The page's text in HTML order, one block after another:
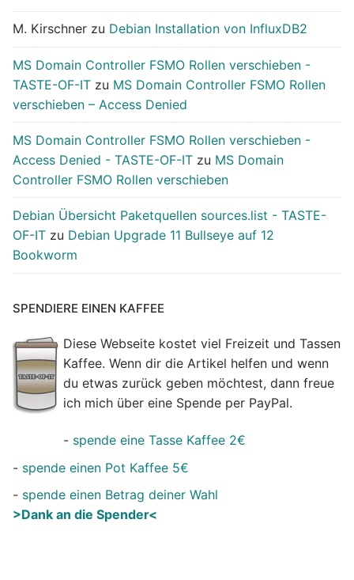
M. Kirschner zu Debian Installation von InfluxDB2
MS Domain Controller FSMO Rollen verschieben -
TASTE-OF-IT zu MS Domain Controller FSMO Rollen
verschieben – Access Denied
MS Domain Controller FSMO Rollen verschieben -
Access Denied - TASTE-OF-IT zu MS Domain
Controller FSMO Rollen verschieben
Debian Übersicht Paketquellen sources.list - TASTE-
OF-IT zu Debian Upgrade 11 Bullseye auf 12
Bookworm
SPENDIERE EINEN KAFFEE
Diese Webseite kostet viel Freizeit und Tassen
Kaffee. Wenn dir die Artikel helfen und wenn
du etwas zurück geben möchtest, dann freue
ich mich über eine Spende per PayPal.
- spende eine Tasse Kaffee 2€
- spende einen Pot Kaffee 5€
- spende einen Betrag deiner Wahl
>Dank an die Spender<